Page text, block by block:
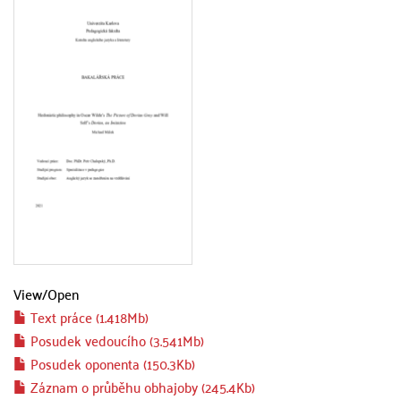
View/Open
Text práce (1.418Mb)
Posudek vedoucího (3.541Mb)
Posudek oponenta (150.3Kb)
Záznam o průběhu obhajoby (245.4Kb)